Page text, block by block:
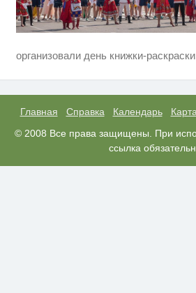
организовали день книжки-
Главная Справка Календарь
© 2008 Все права защищены. При
ссылка
без слов! Пересмотрела 10
признак болезни
Публичный удар
Кличко: это настоящий вызов